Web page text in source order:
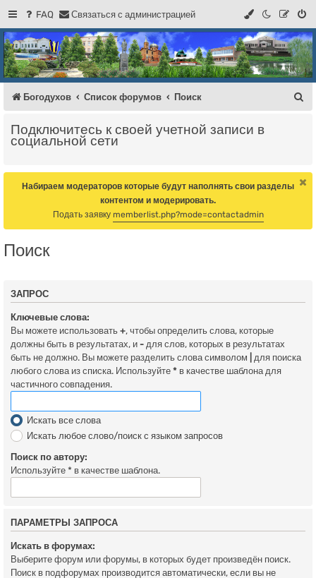
FAQ Связаться с администрацией
Регистрация
Форум Богодухова
Богодухов
Богодухов Список форумов Поиск
к
Подключитесь к своей учетной записи в
социальной сети
Набираем модераторов которые будут наполнять свои разделы
контентом и модерировать.
Подать заявку memberlist.php?mode=contactadmin
Поиск
ЗАПРОС
Ключевые слова:
Вы можете использовать +, чтобы определить слова, которые
должны быть в результатах, и - для слов, которых в результатах
быть не должно. Вы можете разделить слова символом
для поиска
любого слова из списка. Используйте * в качестве шаблона для
частичного совпадения.
Искать все слова
Искать любое слово/поиск с языком запросов
Поиск по автору:
Используйте * в качестве шаблона.
ПАРАМЕТРЫ ЗАПРОСА
Искать в форумах:
Выберите форум или форумы, в которых будет произведён поиск.
Поиск в подфорумах производится автоматически, если вы не